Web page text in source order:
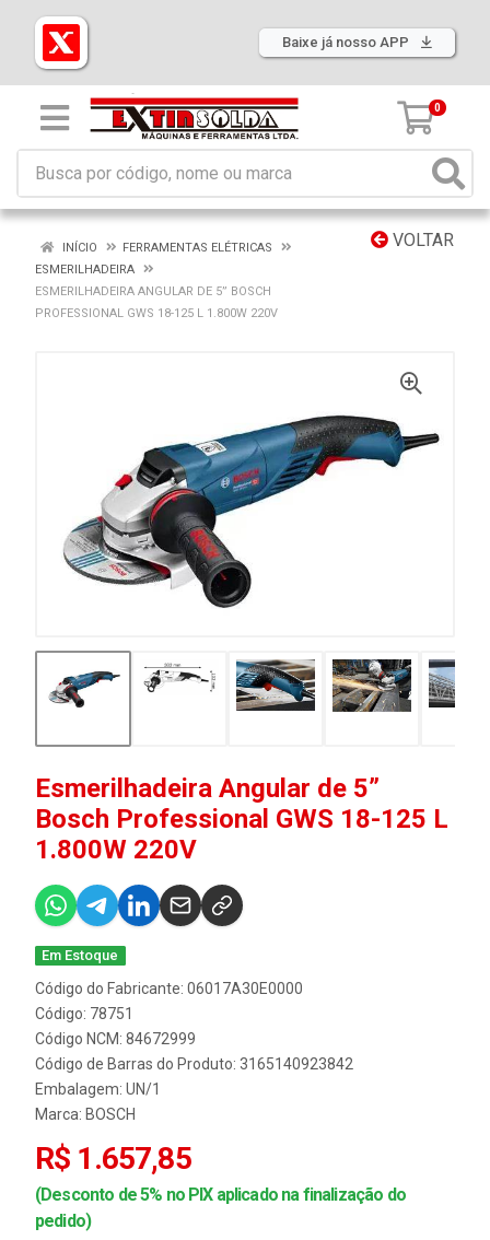
Baixe já nosso APP
0
VOLTAR
INÍCIO
FERRAMENTAS ELÉTRICAS
ESMERILHADEIRA
ESMERILHADEIRA ANGULAR DE 5” BOSCH
PROFESSIONAL GWS 18-125 L 1.800W 220V
Esmerilhadeira Angular de 5”
Bosch Professional GWS 18-125 L
1.800W 220V
Em Estoque
Código do Fabricante: 06017A30E0000
Código: 78751
Código NCM: 84672999
Código de Barras do Produto: 3165140923842
Embalagem: UN/1
Marca: BOSCH
R$ 1.657,85
(Desconto de 5% no PIX aplicado na finalização do
pedido)